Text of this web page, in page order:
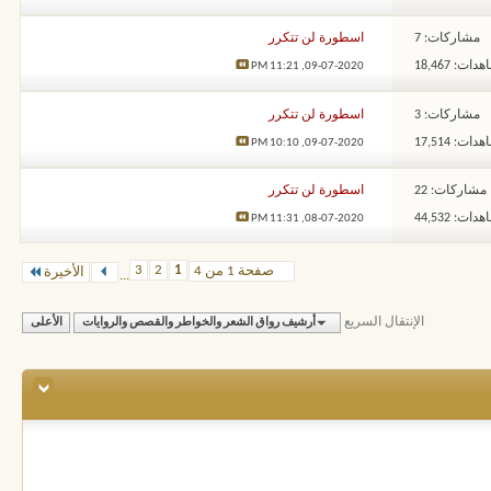
مشاركات: 7
18,467
اسطورة لن تتكرر
09-07-2020,
11:21 PM
مشاركات: 3
17,514
اسطورة لن تتكرر
09-07-2020,
10:10 PM
مشاركات: 22
44,532
اسطورة لن تتكرر
08-07-2020,
11:31 PM
صفحة 1 من 4 1
2
3
... الأخيرة
الإنتقال السريع أرشيف رواق الشعر والخواطر والقصص والروايات الأعلى